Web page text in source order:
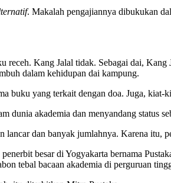
. Makalah pengajiannya dibukukan
receh. Kang Jalal tidak. Sebagai dai, Kang
dalam kehidupan dai kampung.
buku yang terkait dengan doa. Juga,
akademia dan menyandang status
dan banyak jumlahnya. Karena itu,
besar di Yogyakarta bernama
tebal bacaan akademia di perguruan